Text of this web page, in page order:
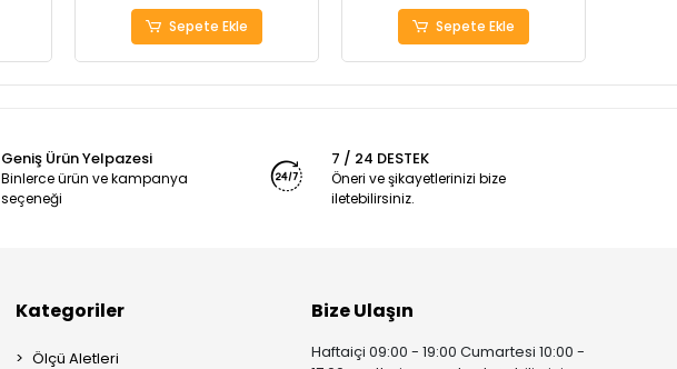
Sepete Ekle Sepete Ekle
Geniş Ürün Yelpazesi
Binlerce ürün ve kampanya
seçeneği
7 / 24 DESTEK
Öneri ve şikayetlerinizi bize
iletebilirsiniz.
Kategoriler
Ölçü Aletleri
Bize Ulaşın
Haftaiçi 09:00 - 19:00 Cumartesi 10:00 -